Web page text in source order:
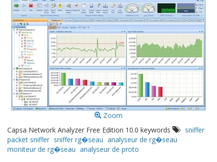
Zoom
Capsa Network Analyzer Free Edition 10.0 keywords
sniffer
packet sniffer sniffer rg�seau analyseur de rg�seau
moniteur de rg�seau analyseur de proto